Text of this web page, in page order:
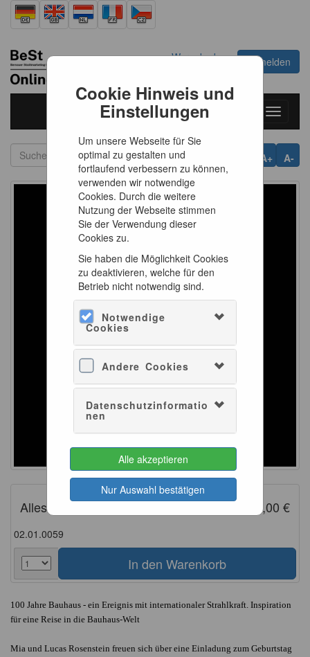
Cookie Hinweis und
Einstellungen
Um unsere Webseite für Sie
optimal zu gestalten und
fortlaufend verbessern zu können,
verwenden wir notwendige
Cookies. Durch die weitere
Nutzung der Webseite stimmen
Sie der Verwendung dieser
Cookies zu.
Sie haben die Möglichkeit Cookies
zu deaktivieren, welche für den
Betrieb nicht notwendig sind.
Notwendige
Cookies
Andere Cookies
Datenschutzinformatio
nen
Alle akzeptieren
Nur Auswahl bestätigen
Warenkorb
Anmelden
Toggle
A-
A+
15,00 €
Alles Bauhaus?
02.01.0059
100 Jahre Bauhaus - ein Ereignis mit internationaler Strahlkraft. Inspiration
für eine Reise in die Bauhaus-Welt
Mia und Lucas Rosenstein freuen sich über eine Einladung zum Geburtstag